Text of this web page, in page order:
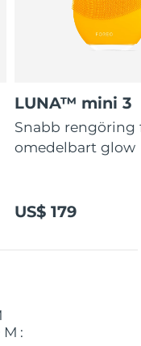
LUNA™ mini 3
Snabb rengöring
omedelbart glow
US$ 179